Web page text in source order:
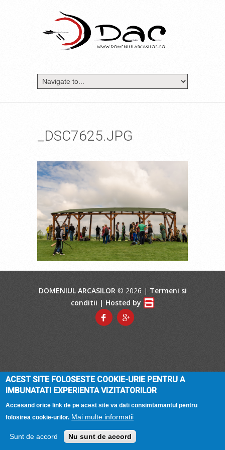
_DSC7625.JPG
DOMENIUL ARCASILOR © 2026 | Termeni si
conditii | Hosted by
ACEST SITE FOLOSESTE COOKIE-URIE PENTRU A
IMBUNATATI EXPERIENTA VIZITATORILOR
Accesand orice link de pe acest site va dati consimtamantul pentru
folosirea cookie-urilor. Mai multe informatii
Sunt de accord Nu sunt de accord